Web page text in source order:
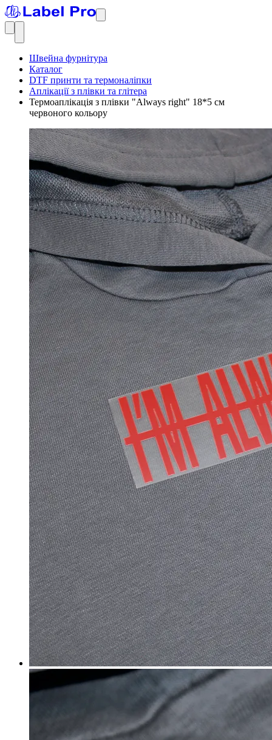
Швейна фурнітура
Каталог
DTF принти та термоналіпки
Аплікації з плівки та глітера
Термоаплікація з плівки "Always right" 18*5 см
червоного кольору